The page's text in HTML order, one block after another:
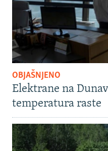
OBJAŠNJENO
Elektrane na
temperatura raste